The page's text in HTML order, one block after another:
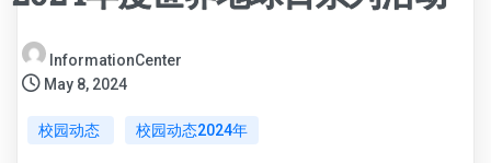
InformationCenter
May 8, 2024
校园动态 校园动态2024年